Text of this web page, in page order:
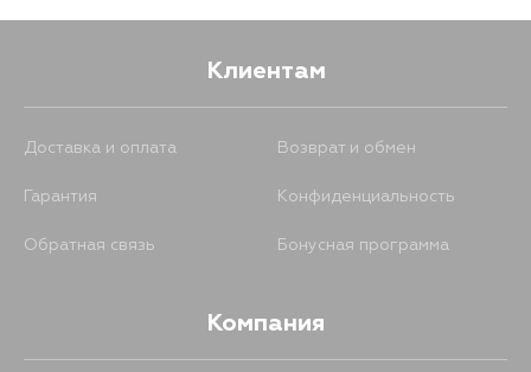
Клиентам
Доставка и оплата Возврат и обмен
Гарантия Конфиденциальность
Обратная связь Бонусная программа
Компания